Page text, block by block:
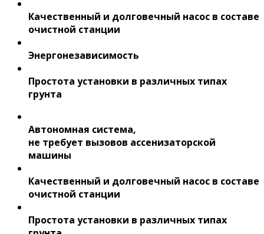
Качественный и долговечный насос в составе
очистной станции
Энергонезависимость
Простота установки в различных типах
грунта
Автономная система,
не требует вызовов ассенизаторской
машины
Качественный и долговечный насос в составе
очистной станции
Простота установки в различных типах